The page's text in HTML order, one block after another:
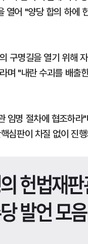
열어 "양당 합의 하에
구명길을 열기 위해
며 "내란 수괴를 배출
임명 절차에 협조하
심판이 차질 없이 진